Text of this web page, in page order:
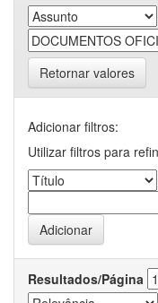
Retornar valores
Adicionar filtros:
Utilizar filtros para
Resultados/Página